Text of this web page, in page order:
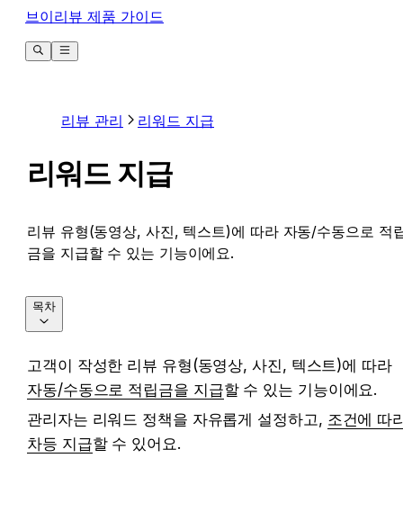
브이리뷰 제품 가이드
리뷰 관리 리워드 지급
리워드 지급
리뷰 유형(동영상, 사진, 텍스트)에 따라 자동/수동으로 적
금을 지급할 수 있는 기능이에요.
고객이 작성한 리뷰 유형(동영상, 사진, 텍스트)에 따라
자동/수동으로 적립금을 지급할 수 있는 기능이에요.
관리자는 리워드 정책을 자유롭게 설정하고, 조건에 따
차등 지급할 수 있어요.
목차